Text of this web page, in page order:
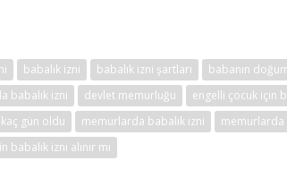
babalık izni babalık izni şartları
babanın
babalık izni
devlet memurluğu
engelli çocuk için
gün oldu
memurlarda babalık izni
memurlarda
izni alınır mı